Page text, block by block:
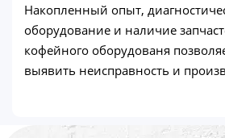
Накопленный опыт,
оборудование и наличие
кофейного оборудованя
выявить неисправность и